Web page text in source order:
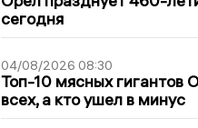
сегодня
04/08/2026 08:30
Топ-10 мясных гигантов
всех, а кто ушел в минус